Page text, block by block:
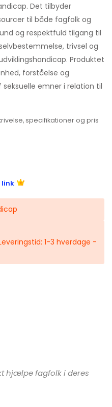
Det tilbyder
til både fagfolk og
og respektfuld tilgang til
trivsel og
Produktet
forståelse og
emner i relation til
specifikationer og pris
link
1-3 hverdage -
hjælpe fagfolk i deres